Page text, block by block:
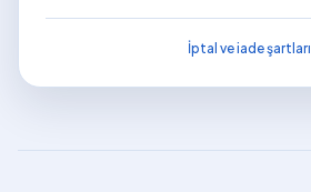
İptal ve iade şartları